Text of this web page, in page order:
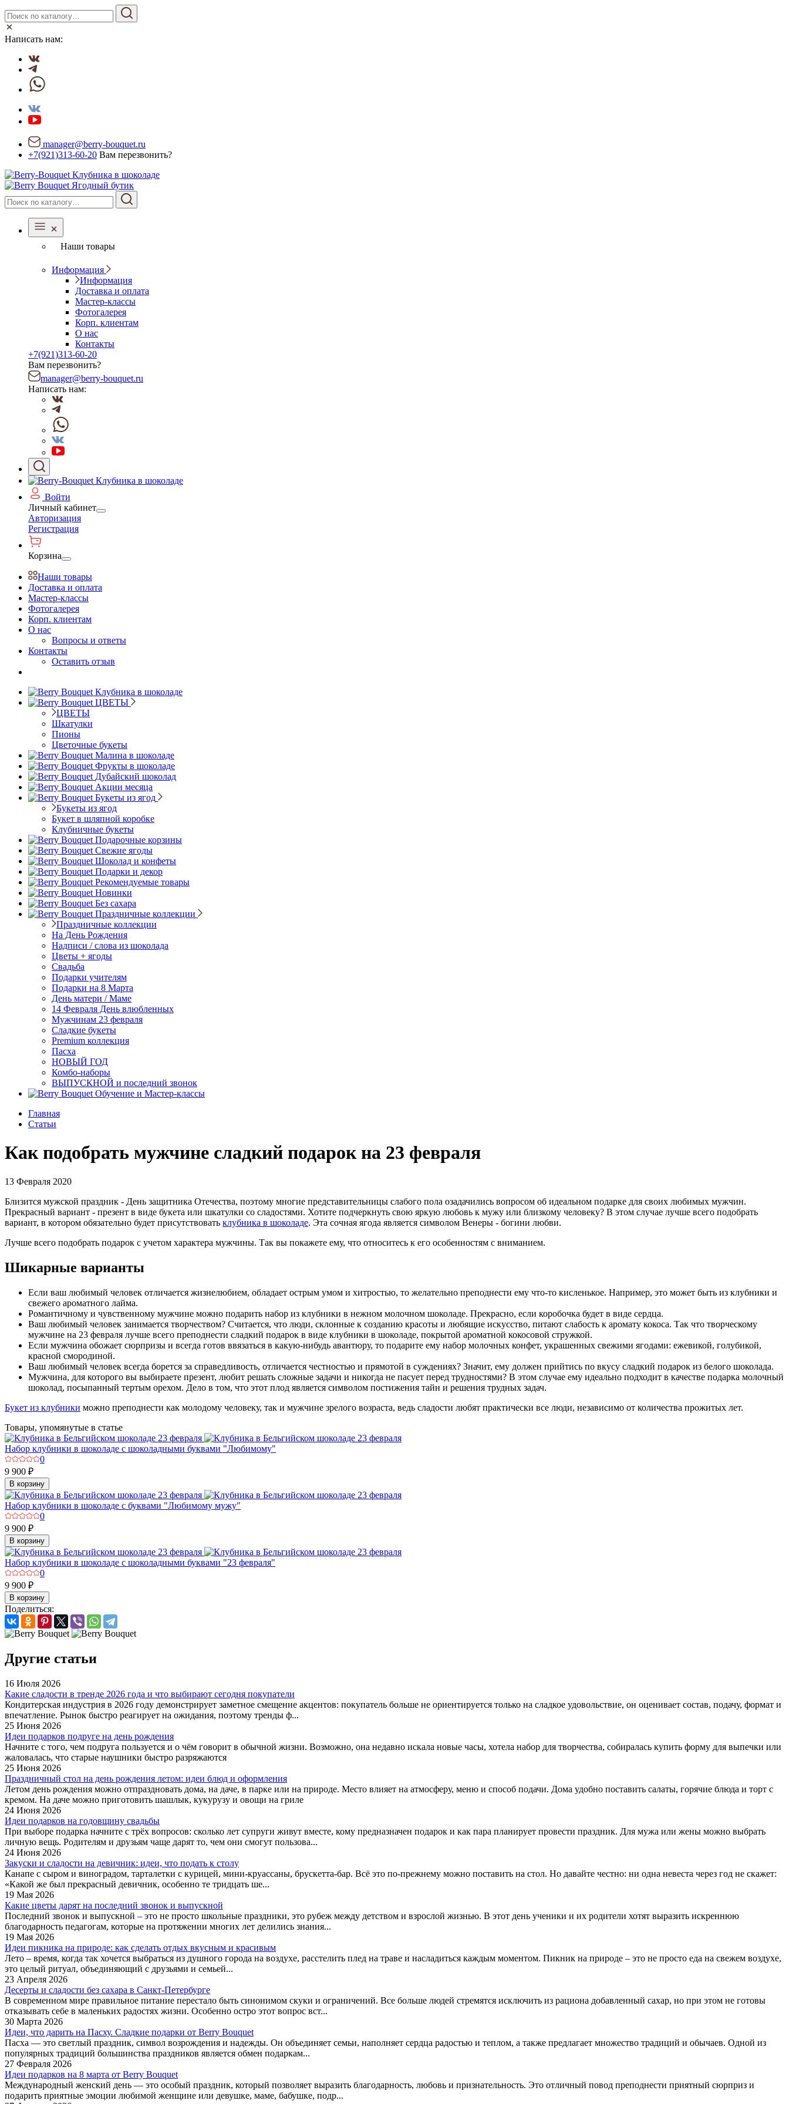
Написать нам:
manager@berry-bouquet.ru
+7(921)313-60-20 Вам перезвонить?
Ягодный бутик
Наши товары
Информация
Информация
Доставка и оплата
Мастер-классы
Фотогалерея
Корп. клиентам
О нас
Контакты
+7(921)313-60-20
Вам перезвонить?
manager@berry-bouquet.ru
Написать нам:
Войти
Личный кабинет
Авторизация
Регистрация
Корзина
Наши товары
Доставка и оплата
Мастер-классы
Фотогалерея
Корп. клиентам
О нас
Вопросы и ответы
Контакты
Оставить отзыв
Клубника в шоколаде
ЦВЕТЫ
ЦВЕТЫ
Шкатулки
Пионы
Цветочные букеты
Малина в шоколаде
Фрукты в шоколаде
Дубайский шоколад
Акции месяца
Букеты из ягод
Букеты из ягод
Букет в шляпной коробке
Клубничные букеты
Подарочные корзины
Свежие ягоды
Шоколад и конфеты
Подарки и декор
Рекомендуемые товары
Новинки
Без сахара
Праздничные коллекции
Праздничные коллекции
На День Рождения
Надписи / слова из шоколада
Цветы + ягоды
Свадьба
Подарки учителям
Подарки на 8 Марта
День матери / Маме
14 Февраля День влюбленных
Мужчинам 23 февраля
Сладкие букеты
Premium коллекция
Пасха
НОВЫЙ ГОД
Комбо-наборы
ВЫПУСКНОЙ и последний звонок
Обучение и Мастер-классы
Главная
Статьи
Как подобрать мужчине сладкий подарок на 23 февраля
13 Февраля 2020
Близится мужской праздник - День защитника Отечества, поэтому многие представительницы слабого пола озадачились вопросом об идеальном подарке для своих любимых мужчин.
Прекрасный вариант - презент в виде букета или шкатулки со сладостями. Хотите подчеркнуть свою яркую любовь к мужу или близкому человеку? В этом случае лучше всего подобрать
вариант, в котором обязательно будет присутствовать клубника в шоколаде. Эта сочная ягода является символом Венеры - богини любви.
Лучше всего подобрать подарок с учетом характера мужчины. Так вы покажете ему, что относитесь к его особенностям с вниманием.
Шикарные варианты
Если ваш любимый человек отличается жизнелюбием, обладает острым умом и хитростью, то желательно преподнести ему что-то кисленькое. Например, это может быть из клубники и
свежего ароматного лайма.
Романтичному и чувственному мужчине можно подарить набор из клубники в нежном молочном шоколаде. Прекрасно, если коробочка будет в виде сердца.
Ваш любимый человек занимается творчеством? Считается, что люди, склонные к созданию красоты и любящие искусство, питают слабость к аромату кокоса. Так что творческому
мужчине на 23 февраля лучше всего преподнести сладкий подарок в виде клубники в шоколаде, покрытой ароматной кокосовой стружкой.
Если мужчина обожает сюрпризы и всегда готов ввязаться в какую-нибудь авантюру, то подарите ему набор молочных конфет, украшенных свежими ягодами: ежевикой, голубикой,
красной смородиной.
Ваш любимый человек всегда борется за справедливость, отличается честностью и прямотой в суждениях? Значит, ему должен прийтись по вкусу сладкий подарок из белого шоколада.
Мужчина, для которого вы выбираете презент, любит решать сложные задачи и никогда не пасует перед трудностями? В этом случае ему идеально подходит в качестве подарка молочный
шоколад, посыпанный тертым орехом. Дело в том, что этот плод является символом постижения тайн и решения трудных задач.
Букет из клубники можно преподнести как молодому человеку, так и мужчине зрелого возраста, ведь сладости любят практически все люди, независимо от количества прожитых лет.
Товары, упомянутые в статье
Набор клубники в шоколаде с шоколадными буквами "Любимому"
0
9 900 ₽
В корзину
Набор клубники в шоколаде с буквами "Любимому мужу"
0
9 900 ₽
В корзину
Набор клубники в шоколаде с шоколадными буквами "23 февраля"
0
9 900 ₽
В корзину
Поделиться:
Другие статьи
16 Июля 2026
Какие сладости в тренде 2026 года и что выбирают сегодня покупатели
Кондитерская индустрия в 2026 году демонстрирует заметное смещение акцентов: покупатель больше не ориентируется только на сладкое удовольствие, он оценивает состав, подачу, формат и
впечатление. Рынок быстро реагирует на ожидания, поэтому тренды ф...
25 Июня 2026
Идеи подарков подруге на день рождения
Начните с того, чем подруга пользуется и о чём говорит в обычной жизни. Возможно, она недавно искала новые часы, хотела набор для творчества, собиралась купить форму для выпечки или
жаловалась, что старые наушники быстро разряжаются
25 Июня 2026
Праздничный стол на день рождения летом: идеи блюд и оформления
Летом день рождения можно отпраздновать дома, на даче, в парке или на природе. Место влияет на атмосферу, меню и способ подачи. Дома удобно поставить салаты, горячие блюда и торт с
кремом. На даче можно приготовить шашлык, кукурузу и овощи на гриле
24 Июня 2026
Идеи подарков на годовщину свадьбы
При выборе подарка начните с трёх вопросов: сколько лет супруги живут вместе, кому предназначен подарок и как пара планирует провести праздник. Для мужа или жены можно выбрать
личную вещь. Родителям и друзьям чаще дарят то, чем они смогут пользова...
24 Июня 2026
Закуски и сладости на девичник: идеи, что подать к столу
Канапе с сыром и виноградом, тарталетки с курицей, мини-круассаны, брускетта-бар. Всё это по-прежнему можно поставить на стол. Но давайте честно: ни одна невеста через год не скажет:
«Какой же был прекрасный девичник, особенно те тридцать ше...
19 Мая 2026
Какие цветы дарят на последний звонок и выпускной
Последний звонок и выпускной – это не просто школьные праздники, это рубеж между детством и взрослой жизнью. В этот день ученики и их родители хотят выразить искреннюю
благодарность педагогам, которые на протяжении многих лет делились знания...
19 Мая 2026
Идеи пикника на природе: как сделать отдых вкусным и красивым
Лето – время, когда так хочется выбраться из душного города на воздухе, расстелить плед на траве и насладиться каждым моментом. Пикник на природе – это не просто еда на свежем воздухе,
это целый ритуал, объединяющий с друзьями и семьей...
23 Апреля 2026
Десерты и сладости без сахара в Санкт-Петербурге
В современном мире правильное питание перестало быть синонимом скуки и ограничений. Все больше людей стремятся исключить из рациона добавленный сахар, но при этом не готовы
отказывать себе в маленьких радостях жизни. Особенно остро этот вопрос вст...
30 Марта 2026
Идеи, что дарить на Пасху. Сладкие подарки от Berry Bouquet
Пасха — это светлый праздник, символ возрождения и надежды. Он объединяет семьи, наполняет сердца радостью и теплом, а также предлагает множество традиций и обычаев. Одной из
популярных традиций большинства праздников является обмен подаркам...
27 Февраля 2026
Идеи подарков на 8 марта от Berry Bouquet
Международный женский день — это особый праздник, который позволяет выразить благодарность, любовь и признательность. Это отличный повод преподнести приятный сюрприз и
подарить приятные эмоции любимой женщине или девушке, маме, бабушке, подр...